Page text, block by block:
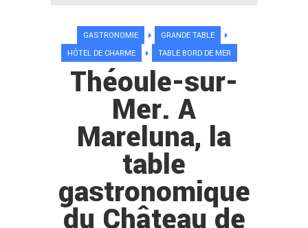
GASTRONOMIE
GRANDE TABLE
HÔTEL DE CHARME
TABLE BORD DE MER
Théoule-sur-
Mer. A
Mareluna, la
table
gastronomique
du Château de